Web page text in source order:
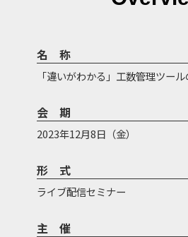
名称
「違いがわかる」工数管理ツー
会期
2023年12月8日（金）
形式
ライブ配信セミナー
主催